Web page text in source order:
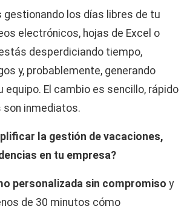
gestionando los días libres de tu
electrónicos, hojas de Excel o
desperdiciando tiempo,
y, probablemente, generando
equipo. El cambio es sencillo, rápido
inmediatos.
la gestión de vacaciones,
en tu empresa?
personalizada sin compromiso y
de 30 minutos cómo